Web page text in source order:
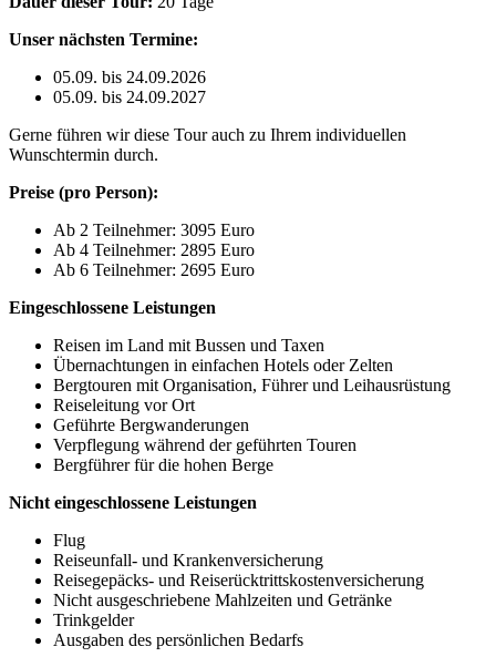
Unser nächsten Termine:
05.09. bis 24.09.2026
05.09. bis 24.09.2027
Gerne führen wir diese Tour auch zu Ihrem individuellen
Wunschtermin durch.
Preise (pro Person):
Ab 2 Teilnehmer: 3095 Euro
Ab 4 Teilnehmer: 2895 Euro
Ab 6 Teilnehmer: 2695 Euro
Eingeschlossene Leistungen
Reisen im Land mit Bussen und Taxen
Übernachtungen in einfachen Hotels oder Zelten
Bergtouren mit Organisation, Führer und Leihausrüstung
Reiseleitung vor Ort
Geführte Bergwanderungen
Verpflegung während der geführten Touren
Bergführer für die hohen Berge
Nicht eingeschlossene Leistungen
Flug
Reiseunfall- und Krankenversicherung
Reisegepäcks- und Reiserücktrittskostenversicherung
Nicht ausgeschriebene Mahlzeiten und Getränke
Trinkgelder
Ausgaben des persönlichen Bedarfs